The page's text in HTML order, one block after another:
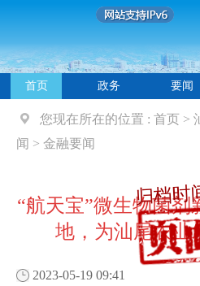
归档时
首页 政务 要闻
您现在所在的位置 : 首页 >
闻 > 金融要闻
“航天宝”微生物菌
地，为汕尾农业
2023-05-19 09:41